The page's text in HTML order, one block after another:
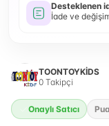
Desteklenen
İade ve
TOONTOYKİDS
0 Takipçi
Onaylı Satıcı